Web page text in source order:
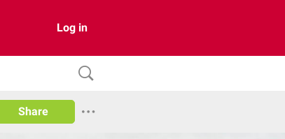
Log in
Share